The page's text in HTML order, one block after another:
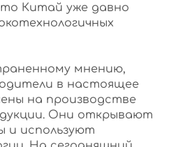
Китай уже давно
мнению,
в настоящее
на производстве
Они открывают
и используют